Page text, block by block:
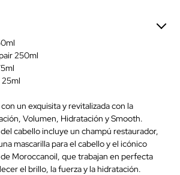
250ml
un exquisita y revitalizada con la
Volumen, Hidratación y Smooth.
cabello incluye un champú restaurador,
mascarilla para el cabello y el icónico
Moroccanoil, que trabajan en perfecta
el brillo, la fuerza y la hidratación.